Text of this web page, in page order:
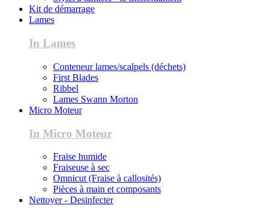
Kit de démarrage
Lames
In Lames
Conteneur lames/scalpels (déchets)
First Blades
Ribbel
Lames Swann Morton
Micro Moteur
In Micro Moteur
Fraise humide
Fraiseuse à sec
Omnicut (Fraise à callosités)
Pièces à main et composants
Nettoyer - Desinfecter